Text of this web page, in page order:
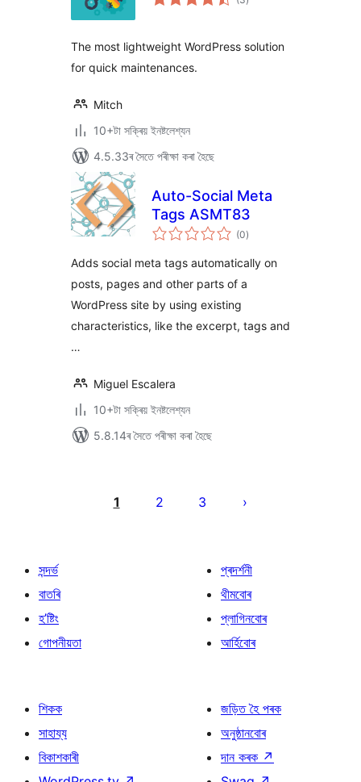
মুঠ
The most lightweight WordPress solution
for quick maintenances.
Mitch
10+টা সক্ৰিয় ইনষ্টলেশ্যন
4.5.33ৰ সৈতে পৰীক্ষা কৰা হৈছে
Auto-Social Meta
Tags ASMT83
(0টা
মুঠ)
Adds social meta tags automatically on
posts, pages and other parts of a
WordPress site by using existing
characteristics, like the excerpt, tags and
…
Miguel Escalera
10+টা সক্ৰিয় ইনষ্টলেশ্যন
5.8.14ৰ সৈতে পৰীক্ষা কৰা হৈছে
পৃষ্ঠাকৰণ
1 2 3
সন্দৰ্ভ
বাতৰি
হ’ষ্টিং
গোপনীয়তা
প্ৰদৰ্শনী
থীমবোৰ
প্লাগিনবোৰ
আৰ্হিবোৰ
শিকক
সাহায্য
বিকাশকাৰী
জড়িত হৈ পৰক
অনুষ্ঠানবোৰ
দান কৰক ↗